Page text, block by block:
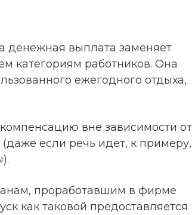
денежная выплата заменяет
категориям работников. Она
ежегодного отдыха,
вне зависимости от
если речь идет, к примеру,
проработавшим в фирме
как таковой предоставляется